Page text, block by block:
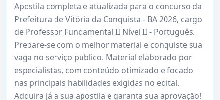
Apostila completa e atualizada para o concurso da
Prefeitura de Vitória da Conquista - BA 2026, cargo
de Professor Fundamental II Nível II - Português.
Prepare-se com o melhor material e conquiste sua
vaga no serviço público. Material elaborado por
especialistas, com conteúdo otimizado e focado
nas principais habilidades exigidas no edital.
Adquira já a sua apostila e garanta sua aprovação!